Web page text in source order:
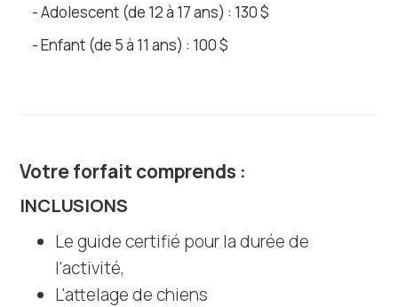
- Adolescent (de 12 à 17 ans) : 130 $
- Enfant (de 5 à 11 ans) : 100 $
Votre forfait comprends :
INCLUSIONS
Le guide certifié pour la durée de
l'activité,
L'attelage de chiens